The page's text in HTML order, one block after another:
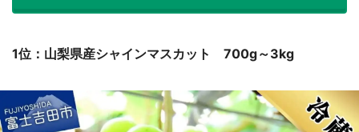
1位：山梨県産シャインマスカット 700g～3kg